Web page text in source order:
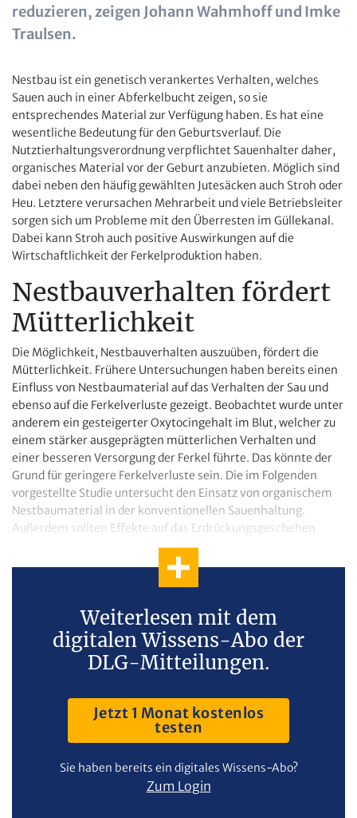
reduzieren, zeigen Johann Wahmhoff und Imke
Traulsen.
Nestbau ist ein genetisch verankertes Verhalten, welches
Sauen auch in einer Abferkelbucht zeigen, so sie
entsprechendes Material zur Verfügung haben. Es hat eine
wesentliche Bedeutung für den Geburtsverlauf. Die
Nutztierhaltungsverordnung verpflichtet Sauenhalter daher,
organisches Material vor der Geburt anzubieten. Möglich sind
dabei neben den häufig gewählten Jutesäcken auch Stroh oder
Heu. Letztere verursachen Mehrarbeit und viele Betriebsleiter
sorgen sich um Probleme mit den Überresten im Güllekanal.
Dabei kann Stroh auch positive Auswirkungen auf die
Wirtschaftlichkeit der Ferkelproduktion haben.
Nestbauverhalten fördert
Mütterlichkeit
Die Möglichkeit, Nestbauverhalten auszuüben, fördert die
Mütterlichkeit. Frühere Untersuchungen haben bereits einen
Einfluss von Nestbaumaterial auf das Verhalten der Sau und
ebenso auf die Ferkelverluste gezeigt. Beobachtet wurde unter
anderem ein gesteigerter Oxytocingehalt im Blut, welcher zu
einem stärker ausgeprägten mütterlichen Verhalten und
einer besseren Versorgung der Ferkel führte. Das könnte der
Grund für geringere Ferkelverluste sein. Die im Folgenden
vorgestellte Studie untersucht den Einsatz von organischem
Nestbaumaterial in der konventionellen Sauenhaltung.
Außerdem sollten Effekte auf das Erdrückungsgeschehen
Weiterlesen mit dem
digitalen Wissens-Abo der
DLG-Mitteilungen.
Jetzt 1 Monat kostenlos
testen
Sie haben bereits ein digitales Wissens-Abo?
Zum Login